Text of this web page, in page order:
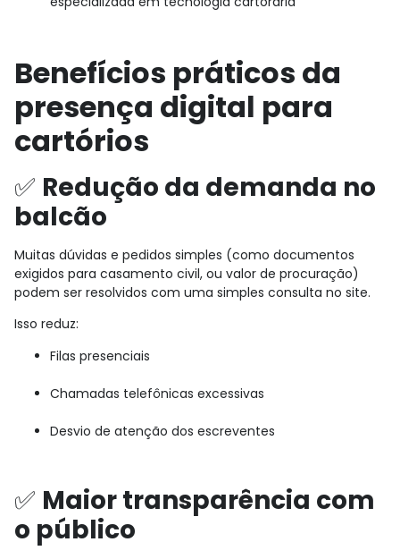
Benefícios práticos da
presença digital para
cartórios
✅ Redução da demanda no
balcão
Muitas dúvidas e pedidos simples (como documentos
exigidos para casamento civil, ou valor de procuração)
podem ser resolvidos com uma simples consulta no site.
Isso reduz:
Filas presenciais
Chamadas telefônicas excessivas
Desvio de atenção dos escreventes
✅ Maior transparência com
o público